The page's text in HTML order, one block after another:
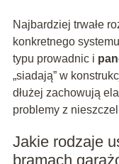
Najbardziej trwałe
konkretnego
typu prowadnic i
„siadają” w
dłużej zachowują
problemy z
Jakie rodzaje
bramach